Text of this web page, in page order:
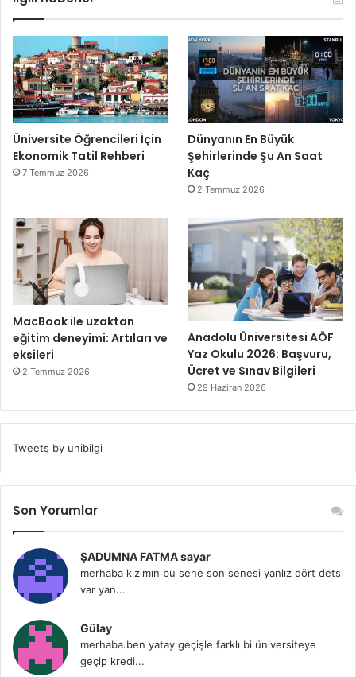
Üniversite Öğrencileri İçin
Ekonomik Tatil Rehberi
7 Temmuz 2026
Dünyanın En Büyük
Şehirlerinde Şu An Saat
Kaç
2 Temmuz 2026
MacBook ile uzaktan
eğitim deneyimi: Artıları ve
eksileri
2 Temmuz 2026
Anadolu Üniversitesi AÖF
Yaz Okulu 2026: Başvuru,
Ücret ve Sınav Bilgileri
29 Haziran 2026
Tweets by unibilgi
Son Yorumlar
ŞADUMNA FATMA sayar
merhaba kızımın bu sene son senesi yanlız dört detsi
var yan...
Gülay
merhaba.ben yatay geçişle farklı bi üniversiteye
geçip kredi...